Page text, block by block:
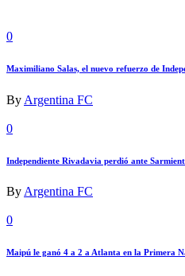
0
Maximiliano Salas, el nuevo refuerzo de
By Argentina FC
0
Independiente Rivadavia perdió ante
ByArgentina FC
0
Maipú le ganó 4 a 2 a Atlanta en la Primera